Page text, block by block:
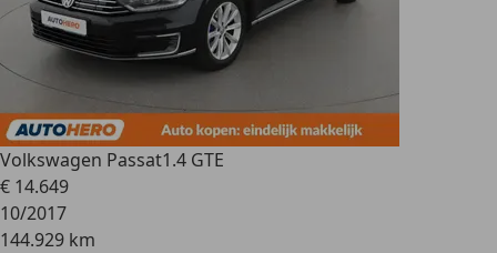
Volkswagen Passat1.4 GTE
€ 14.649
10/2017
144.929 km